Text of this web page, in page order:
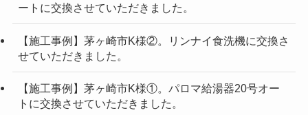
ートに交換させていただきました。
【施工事例】茅ヶ崎市K様②。リンナイ食洗機に交換さ
せていただきました。
【施工事例】茅ヶ崎市K様①。パロマ給湯器20号オー
トに交換させていただきました。